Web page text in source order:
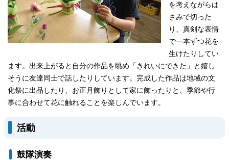
を考えながらは
さみで切った
り、真剣な表情
で一本ずつ花を
生けたりしてい
ます。出来上がると自分の作品を眺め「きれいにできた」と嬉し
そうに友達同士で話したりしています。完成した作品は地域の文
化祭に出品したり、お正月飾りとして家に飾ったりと、季節や行
事に合わせて花に触れることを楽しんでいます。
活動
鼓隊演奏